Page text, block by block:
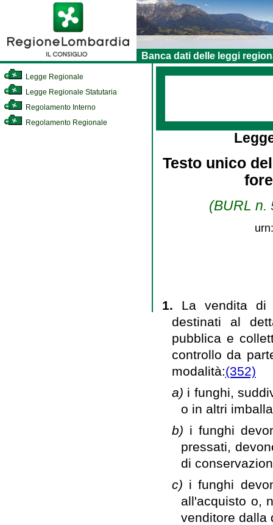
Banca dati delle leggi
Legge Regionale
Legge Regionale Statutaria
Regolamento Interno
Regolamento Regionale
Testo unico
(BURL n.
1. La vendita di
destinati al
pubblica e
controllo da
modalità:(352)
a) i funghi,
o in altri
b) i funghi
pressati,
di
c) i funghi
all'acquisto o,
venditore dalla